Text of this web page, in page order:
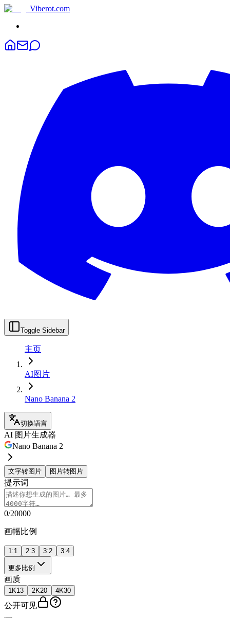
Viberot.com
Toggle Sidebar
主页
AI图片
Nano Banana 2
切换语言
AI 图片生成器
Nano Banana 2
文字转图片 图片转图片
提示词
0/20000
画幅比例
1:1 2:3 3:2 3:4
更多比例
画质
1K13 2K20 4K30
公开可见